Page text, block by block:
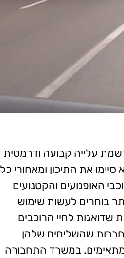
עלייה קבועה ודרמטית
את התיכון ומאחורי כל
האופנועים והקטנועים
בוחרים לעשות שימוש
שדואגות לחיי הרוכבים
חברות שהשליחים שלהן
במשרד התחבורה